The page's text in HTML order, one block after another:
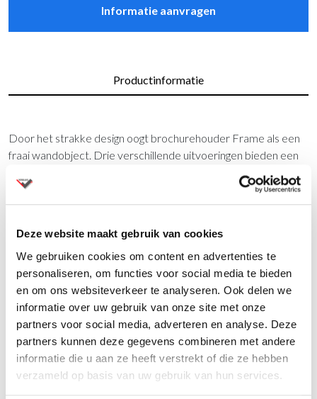
Deze website maakt gebruik van cookies
We gebruiken cookies om content en advertenties te
personaliseren, om functies voor social media te bieden
en om ons websiteverkeer te analyseren. Ook delen we
informatie over uw gebruik van onze site met onze
partners voor social media, adverteren en analyse. Deze
partners kunnen deze gegevens combineren met andere
informatie die u aan ze heeft verstrekt of die ze hebben
verzameld op basis van uw gebruik van hun services.
Informatie aanvragen
Productinformatie
Door het strakke design oogt brochurehouder Frame als een
fraai wandobject. Drie verschillende uitvoeringen bieden een
unieke oplossing voor elke situatie. Frame is uitgevoerd in
dunwandig aluminium en voorzien van een zilvergrijze lak. De
brochurerand is 20 mm diep.
Vragen?
Wij staan u graag te woord via de telefoon.
073-8000266